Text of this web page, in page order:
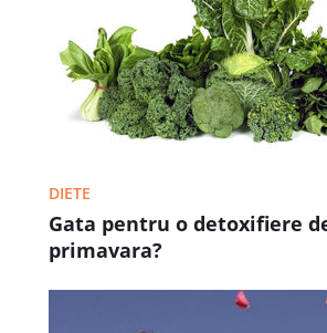
DIETE
Gata pentru o detoxifiere
primavara?